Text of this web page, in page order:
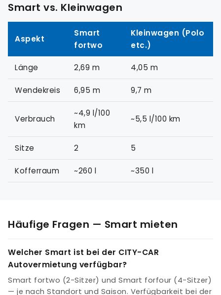
Smart vs. Kleinwagen
Aspekt
Smart
fortwo
Kleinwagen (Polo
etc.)
Länge 2,69 m 4,05 m
Wendekreis 6,95 m 9,7 m
Verbrauch
~4,9 l/100
km
~5,5 l/100 km
Sitze 2 5
Kofferraum ~260 l ~350 l
Häufige Fragen — Smart mieten
Welcher Smart ist bei der CITY-CAR
Autovermietung verfügbar?
Smart fortwo (2-Sitzer) und Smart forfour (4-Sitzer)
— je nach Standort und Saison. Verfügbarkeit bei der